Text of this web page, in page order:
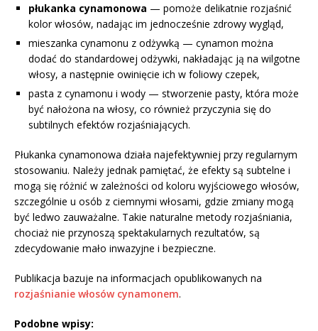
płukanka cynamonowa — pomoże delikatnie rozjaśnić
kolor włosów, nadając im jednocześnie zdrowy wygląd,
mieszanka cynamonu z odżywką — cynamon można
dodać do standardowej odżywki, nakładając ją na wilgotne
włosy, a następnie owinięcie ich w foliowy czepek,
pasta z cynamonu i wody — stworzenie pasty, która może
być nałożona na włosy, co również przyczynia się do
subtilnych efektów rozjaśniających.
Płukanka cynamonowa działa najefektywniej przy regularnym
stosowaniu. Należy jednak pamiętać, że efekty są subtelne i
mogą się różnić w zależności od koloru wyjściowego włosów,
szczególnie u osób z ciemnymi włosami, gdzie zmiany mogą
być ledwo zauważalne. Takie naturalne metody rozjaśniania,
chociaż nie przynoszą spektakularnych rezultatów, są
zdecydowanie mało inwazyjne i bezpieczne.
Publikacja bazuje na informacjach opublikowanych na
rozjaśnianie włosów cynamonem.
Podobne wpisy: